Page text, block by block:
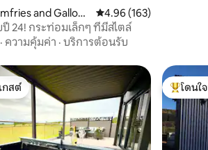
and Gallow
คะแนนเฉลี่ย 4.96 จาก 5,
4.96 (163)
24! กระท่อมเล็กๆ ที่มีสไตล์
· ความคุ้มค่า · บริการต้อนรับ
ต์ที่สุด
กสต์
โดนใจ
โดนใ